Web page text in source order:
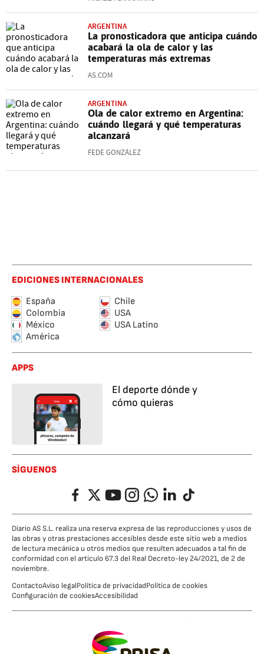
ARGENTINA
La pronosticadora que anticipa cuándo
acabará la ola de calor y las
temperaturas más extremas
AS.COM
ARGENTINA
Ola de calor extremo en Argentina:
cuándo llegará y qué temperaturas
alcanzará
FEDE GONZÁLEZ
EDICIONES INTERNACIONALES
España
Chile
Colombia
USA
México
USA Latino
América
APPS
El deporte dónde y
cómo quieras
SÍGUENOS
FacebookTwitterYouTubeInstagramWhatsappLinkedIn
TikTok
Diario AS S.L. realiza una reserva expresa de las reproducciones y usos de
las obras y otras prestaciones accesibles desde este sitio web a medios
de lectura mecánica u otros medios que resulten adecuados a tal fin de
conformidad con el artículo 67.3 del Real Decreto-ley 24/2021, de 2 de
noviembre.
ContactoAviso legalPolítica de privacidadPolítica de cookies
Configuración de cookiesAccesibilidad